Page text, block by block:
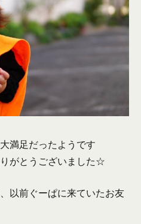
満足だったようです
がとうございました☆
以前ぐーぱに来ていたお友